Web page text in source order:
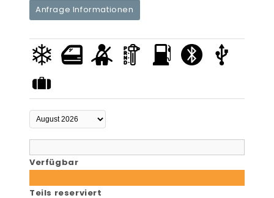
Anfrage Informationen
Verfügbar
Teils reserviert